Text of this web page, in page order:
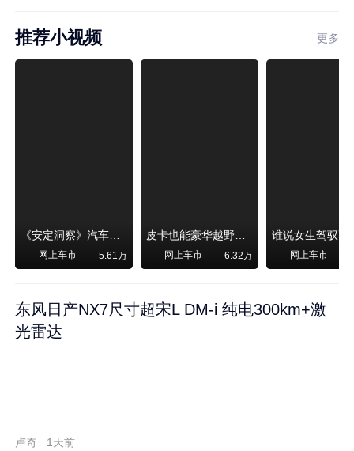
推荐小视频 更多
《安定洞察》汽车烧不烧油，和石油安全无关！
网上车市 5.61万
皮卡也能豪华越野！纵横F700上市，限时卖29.99万起
网上车市 6.32万 网上车市
东风日产NX7尺寸超宋L DM-i 纯电300km+激
光雷达
卢奇 1天前